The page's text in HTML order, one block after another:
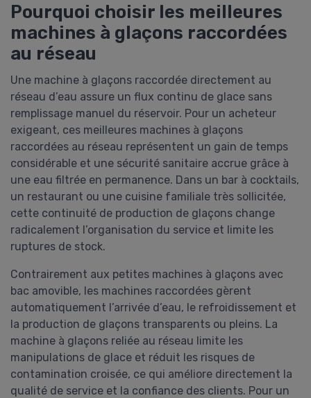
Pourquoi choisir les meilleures
machines à glaçons raccordées
au réseau
Une machine à glaçons raccordée directement au
réseau d’eau assure un flux continu de glace sans
remplissage manuel du réservoir. Pour un acheteur
exigeant, ces meilleures machines à glaçons
raccordées au réseau représentent un gain de temps
considérable et une sécurité sanitaire accrue grâce à
une eau filtrée en permanence. Dans un bar à cocktails,
un restaurant ou une cuisine familiale très sollicitée,
cette continuité de production de glaçons change
radicalement l’organisation du service et limite les
ruptures de stock.
Contrairement aux petites machines à glaçons avec
bac amovible, les machines raccordées gèrent
automatiquement l’arrivée d’eau, le refroidissement et
la production de glaçons transparents ou pleins. La
machine à glaçons reliée au réseau limite les
manipulations de glace et réduit les risques de
contamination croisée, ce qui améliore directement la
qualité de service et la confiance des clients. Pour un